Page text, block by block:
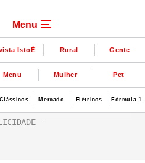
Menu
IstoÉ Rural Gente
Menu Mulher Pet
Clássicos Mercado Elétricos Fórmula 1